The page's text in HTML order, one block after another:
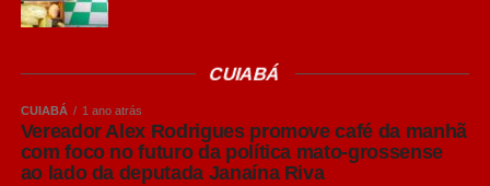
mantê-lo e buscar melhorias contínuas é ainda mais
desempenho, maior ganho de peso e melhores
resultados econômicos para o produtor”, afirmou.
CUIABÁ
CUIABÁ 1 ano atrás
Vereador Alex Rodrigues promove café da manhã
com foco no futuro da política mato-grossense
ao lado da deputada Janaína Riva